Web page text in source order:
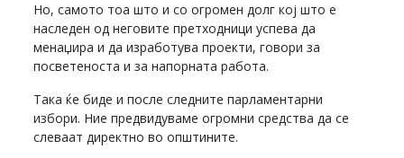
Но, самото тоа што и со огромен долг кој што е
наследен од неговите претходници успева да
менаџира и да изработува проекти, говори за
посветеноста и за напорната работа.
Така ќе биде и после следните парламентарни
избори. Ние предвидуваме огромни средства да се
слеваат директно во општините.